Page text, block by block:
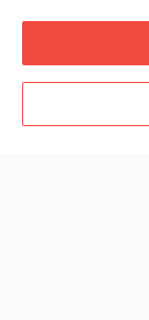
Политика
Сайт создан на